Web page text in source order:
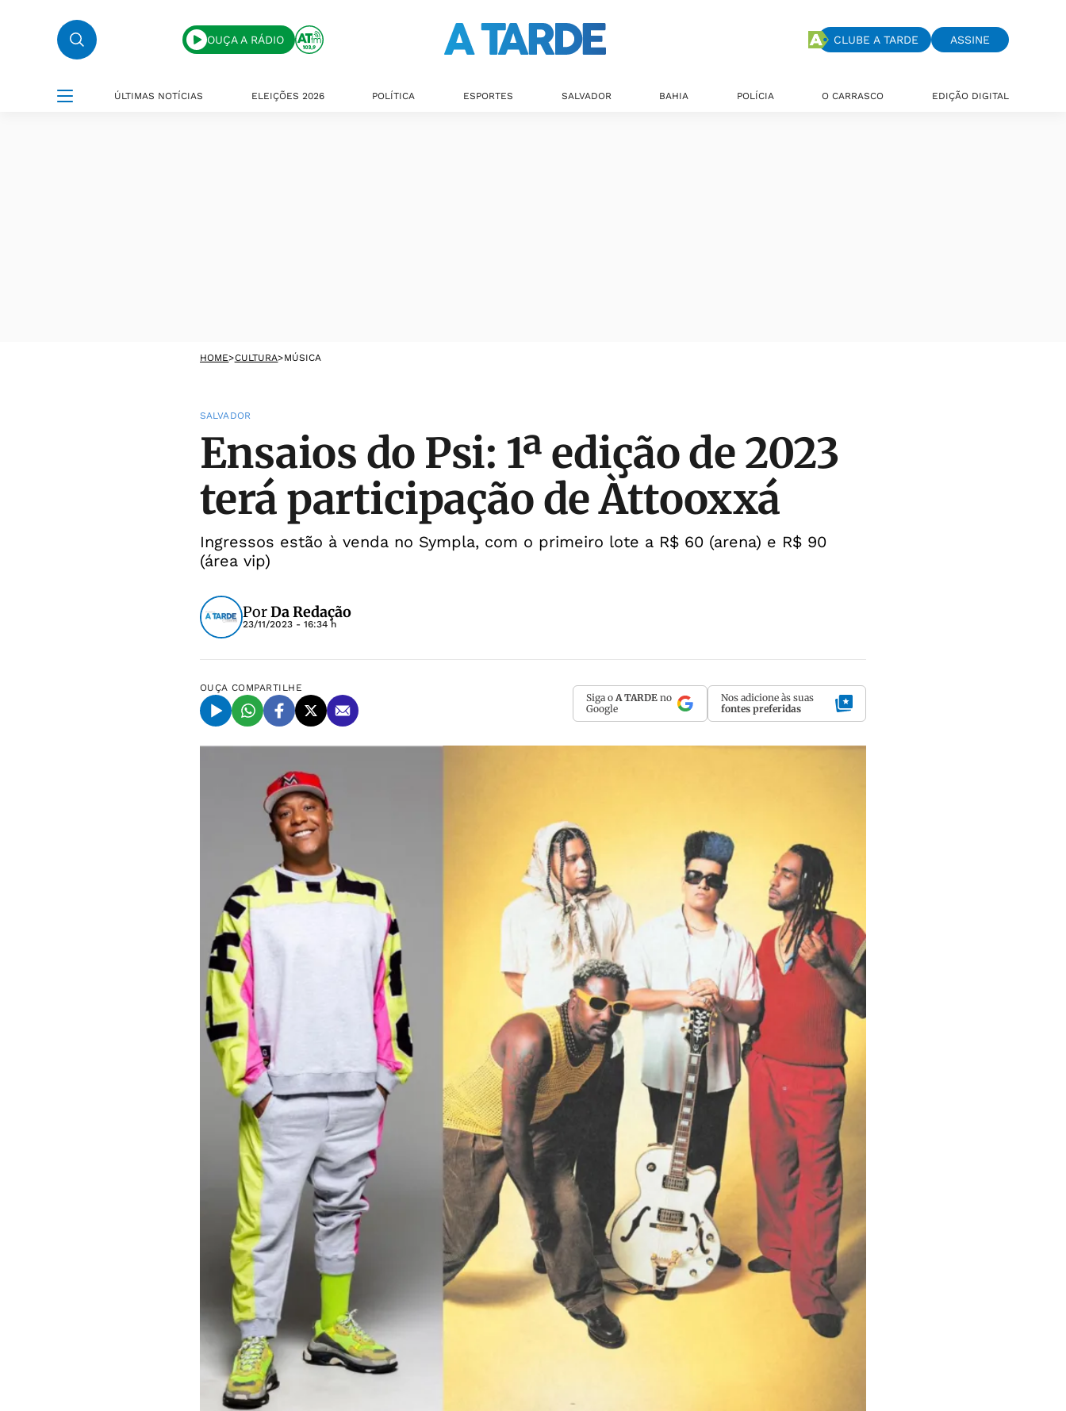
OUÇA A RÁDIO CLUBE A TARDE ASSINE
ÚLTIMAS NOTÍCIAS ELEIÇÕES 2026 POLÍTICA ESPORTES SALVADOR BAHIA POLÍCIA O CARRASCO EDIÇÃO DIGITAL
HOME>CULTURA>MÚSICA
SALVADOR
Ensaios do Psi: 1ª edição de 2023
terá participação de Àttooxxá
Ingressos estão à venda no Sympla, com o primeiro lote a R$ 60 (arena) e R$ 90
(área vip)
PorDa Redação
23/11/2023 - 16:34 h
OUÇA COMPARTILHE
Siga o A TARDE no
Google
Nos adicione às suas
fontes preferidas